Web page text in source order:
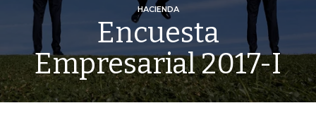
HACIENDA
Encuesta
Empresarial 2017-I